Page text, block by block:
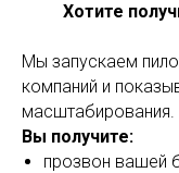
Хотите
Мы запускаем
компаний и
масштабирования.
Вы получите:
прозвон вашей